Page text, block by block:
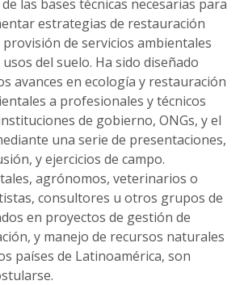
las bases técnicas necesarias para
estrategias de restauración
de servicios ambientales
del suelo. Ha sido diseñado
avances en ecología y restauración
a profesionales y técnicos
de gobierno, ONGs, y el
una serie de presentaciones,
y ejercicios de campo.
agrónomos, veterinarios o
consultores u otros grupos de
en proyectos de gestión de
y manejo de recursos naturales
países de Latinoamérica, son